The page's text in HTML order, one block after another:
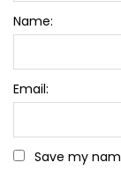
Name:
Email:
Save my